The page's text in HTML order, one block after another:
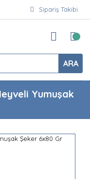
Sipariş Takibi
ARA
Yumuşak